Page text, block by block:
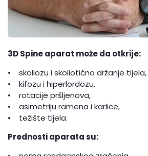
3D Spine aparat može da otkrije:
• skoliozu i skoliotično držanje tijela,
• kifozu i hiperlordozu,
• rotacije pršljenova,
• asimetriju ramena i karlice,
• težište tijela.
Prednosti aparata su: